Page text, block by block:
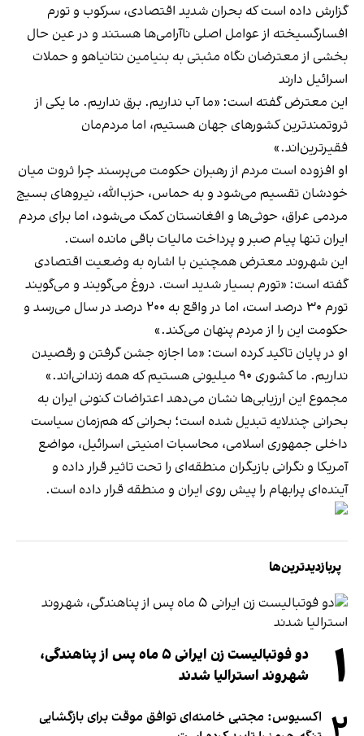
گزارش داده است که بحران شدید اقتصادی، سرکوب و تورم
افسارگسیخته از عوامل اصلی ناآرامی‌ها هستند و در عین حال
بخشی از معترضان نگاه مثبتی به بنیامین نتانیاهو و حملات
اسرائیل دارند
این معترض گفته است: «ما آب نداریم. برق نداریم. ما یکی از
ثروتمندترین کشورهای جهان هستیم، اما مردم‌مان
فقیرترین‌اند.»
او افزوده است مردم از رهبران حکومت می‌پرسند چرا ثروت میان
خودشان تقسیم می‌شود و به حماس، حزب‌الله، نیروهای بسیج
مردمی عراق، حوثی‌ها و افغانستان کمک می‌شود، اما برای مردم
ایران تنها پیام صبر و پرداخت مالیات باقی مانده است.
این شهروند معترض همچنین با اشاره به وضعیت اقتصادی
گفته است: «تورم بسیار شدید است. دروغ می‌گویند و می‌گویند
تورم ۳۰ درصد است، اما در واقع به ۲۰۰ درصد در سال می‌رسد و
حکومت این را از مردم پنهان می‌کند.»
او در پایان تاکید کرده است: «ما اجازه جشن گرفتن و رقصیدن
نداریم. ما کشوری ۹۰ میلیونی هستیم که همه زندانی‌اند.»
مجموع این ارزیابی‌ها نشان می‌دهد اعتراضات کنونی ایران به
بحرانی چندلایه تبدیل شده است؛ بحرانی که هم‌زمان سیاست
داخلی جمهوری اسلامی، محاسبات امنیتی اسرائیل، مواضع
آمریکا و نگرانی بازیگران منطقه‌ای را تحت تاثیر قرار داده و
آینده‌ای پرابهام را پیش روی ایران و منطقه قرار داده است.
پربازدیدترین‌ها
۱
دو فوتبالیست زن ایرانی ۵ ماه پس از پناهندگی،
شهروند استرالیا شدند
اکسیوس: مجتبی خامنه‌ای توافق موقت برای بازگشایی